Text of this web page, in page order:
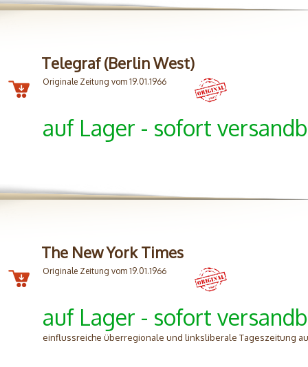
Telegraf (Berlin West)
Originale Zeitung vom 19.01.1966
auf Lager - sofort
The New York Times
Originale Zeitung vom 19.01.1966
auf Lager - sofort
einflussreiche überregionale und linksliberale Tageszeitung